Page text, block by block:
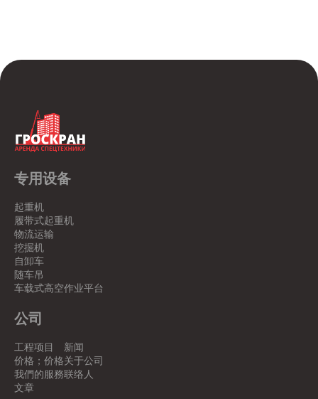
专用设备
起重机
履带式起重机
物流运输
挖掘机
自卸车
随车吊
车载式高空作业平台
公司
工程项目
价格；价格
我們的服務
文章
新闻
关于公司
联络人